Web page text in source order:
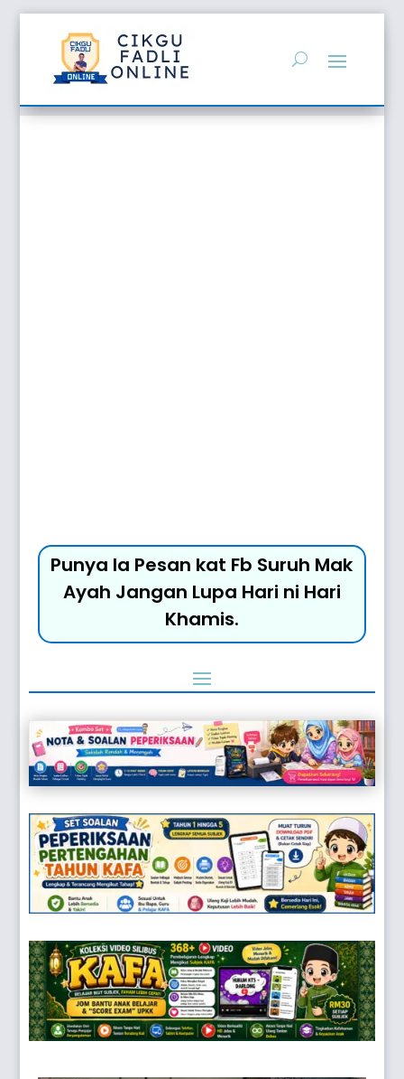
Punya la Pesan kat Fb Suruh Mak
Ayah Jangan Lupa Hari ni Hari
Khamis.